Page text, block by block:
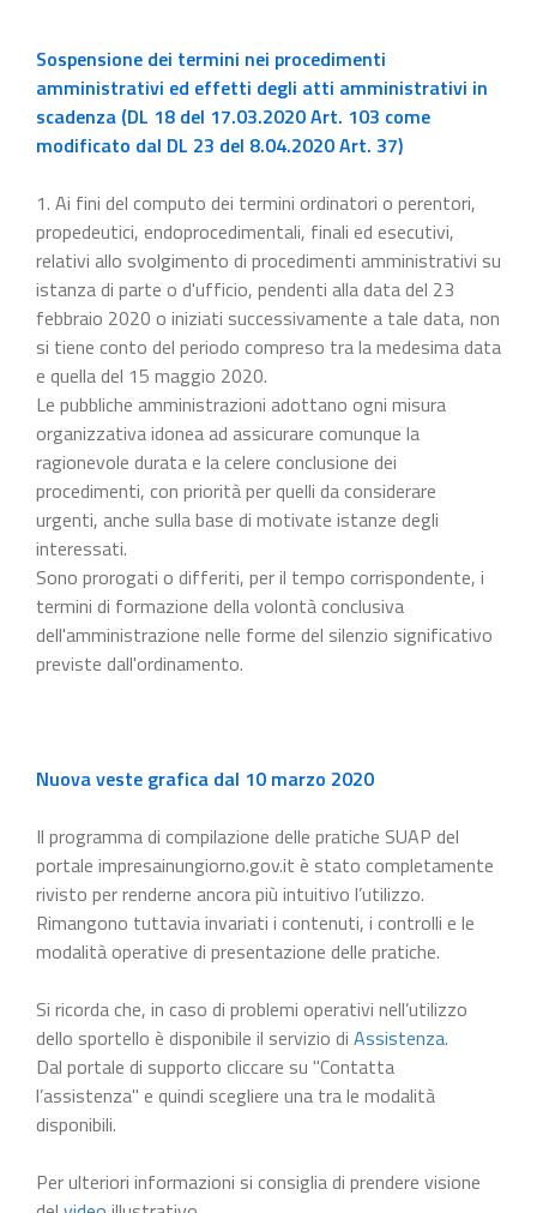
Sospensione dei termini nei procedimenti
amministrativi ed effetti degli atti amministrativi in
scadenza (DL 18 del 17.03.2020 Art. 103 come
modificato dal DL 23 del 8.04.2020 Art. 37)
1. Ai fini del computo dei termini ordinatori o perentori,
propedeutici, endoprocedimentali, finali ed esecutivi,
relativi allo svolgimento di procedimenti amministrativi su
istanza di parte o d'ufficio, pendenti alla data del 23
febbraio 2020 o iniziati successivamente a tale data, non
si tiene conto del periodo compreso tra la medesima data
e quella del 15 maggio 2020.
Le pubbliche amministrazioni adottano ogni misura
organizzativa idonea ad assicurare comunque la
ragionevole durata e la celere conclusione dei
procedimenti, con priorità per quelli da considerare
urgenti, anche sulla base di motivate istanze degli
interessati.
Sono prorogati o differiti, per il tempo corrispondente, i
termini di formazione della volontà conclusiva
dell'amministrazione nelle forme del silenzio significativo
previste dall'ordinamento.
Nuova veste grafica dal 10 marzo 2020
Il programma di compilazione delle pratiche SUAP del
portale impresainungiorno.gov.it è stato completamente
rivisto per renderne ancora più intuitivo l’utilizzo.
Rimangono tuttavia invariati i contenuti, i controlli e le
modalità operative di presentazione delle pratiche.
Si ricorda che, in caso di problemi operativi nell’utilizzo
dello sportello è disponibile il servizio di Assistenza.
Dal portale di supporto cliccare su "Contatta
l’assistenza" e quindi scegliere una tra le modalità
disponibili.
Per ulteriori informazioni si consiglia di prendere visione